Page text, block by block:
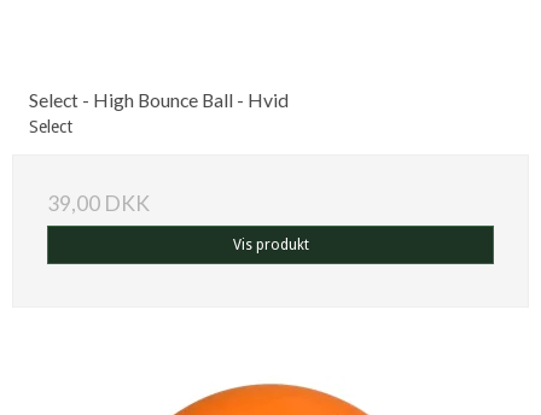
Select - High Bounce Ball - Hvid
Select
39,00 DKK
Vis produkt